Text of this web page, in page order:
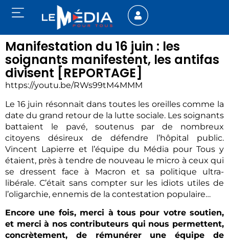
Manifestation du 16 juin : les
soignants manifestent, les antifas
divisent [REPORTAGE]
https://youtu.be/RWs99tM4MMM
Le 16 juin résonnait dans toutes les oreilles comme la
date du grand retour de la lutte sociale. Les soignants
battaient le pavé, soutenus par de nombreux
citoyens désireux de défendre l’hôpital public.
Vincent Lapierre et l’équipe du Média pour Tous y
étaient, près à tendre de nouveau le micro à ceux qui
se dressent face à Macron et sa politique ultra-
libérale. C’était sans compter sur les idiots utiles de
l’oligarchie, ennemis de la contestation populaire…
Encore une fois, merci à tous pour votre soutien,
et merci à nos contributeurs qui nous permettent,
concrètement, de rémunérer une équipe de